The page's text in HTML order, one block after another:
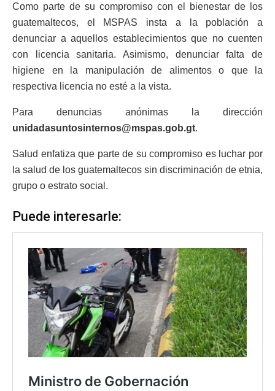
Como parte de su compromiso con el bienestar de los
guatemaltecos, el MSPAS insta a la población a
denunciar a aquellos establecimientos que no cuenten
con licencia sanitaria. Asimismo, denunciar falta de
higiene en la manipulación de alimentos o que la
respectiva licencia no esté a la vista.
Para denuncias anónimas la dirección
unidadasuntosinternos@mspas.gob.gt.
Salud enfatiza que parte de su compromiso es luchar por
la salud de los guatemaltecos sin discriminación de etnia,
grupo o estrato social.
Puede interesarle: